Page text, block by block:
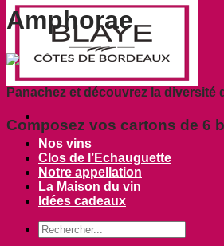
Nos vins
Clos de l’Echauguette
Notre appellation
La Maison du vin
Idées cadeaux
Amphorae
Panachez et découvrez la diversité
Composez vos cartons de 6